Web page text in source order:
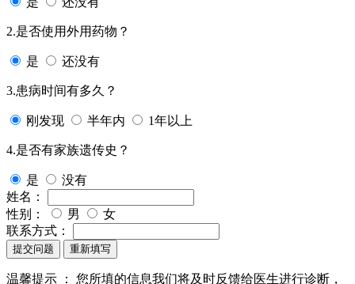
2.是否使用外用药物？
是 还没有
3.患病时间有多久？
刚发现 半年内 1年以上
4.是否有家族遗传史？
是
没有
姓名：
性别：
男
女
联系方式：
提交问题 重新填写
温馨提示 ： 您所填的信息我们将及时反馈给医生进行诊断，